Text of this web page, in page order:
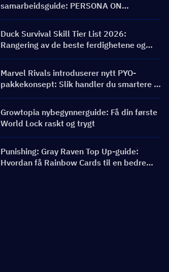
samarbeidsguide: PERSONA ON
FRONTLINE-event, karakterer, bannere og
belønninger
Duck Survival Skill Tier List 2026:
Rangering av de beste ferdighetene og
byggveiledning
Marvel Rivals introduserer nytt PYO-
pakkekonsept: Slik handler du smartere i
butikkoppdateringen for sesong 9.5
Growtopia nybegynnerguide: Få din første
World Lock raskt og trygt
Punishing: Gray Raven Top Up-guide:
Hvordan få Rainbow Cards til en bedre